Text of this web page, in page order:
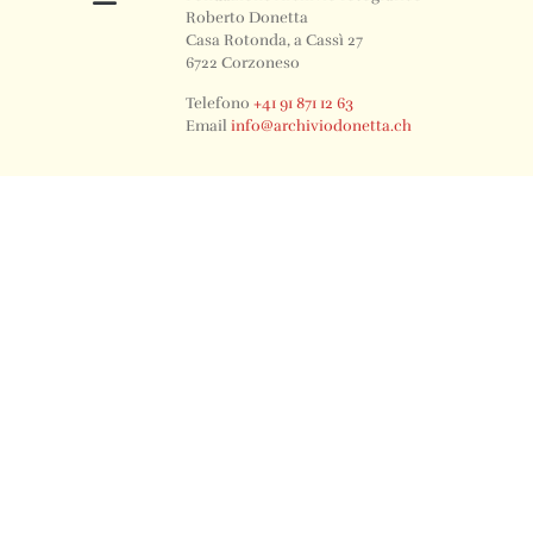
Roberto Donetta
Casa Rotonda, a Cassì 27
6722 Corzoneso
Telefono+41 91 871 12 63
Emailinfo@archiviodonetta.ch